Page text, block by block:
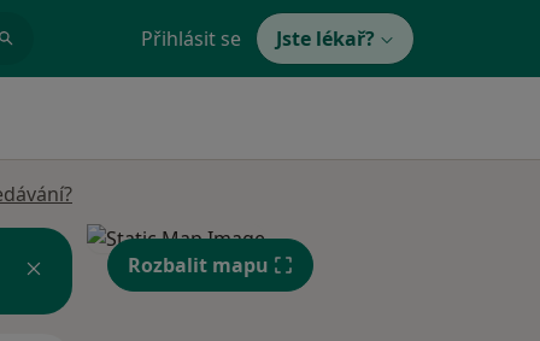
Přihlásit se Jste lékař?
Rozbalit mapu